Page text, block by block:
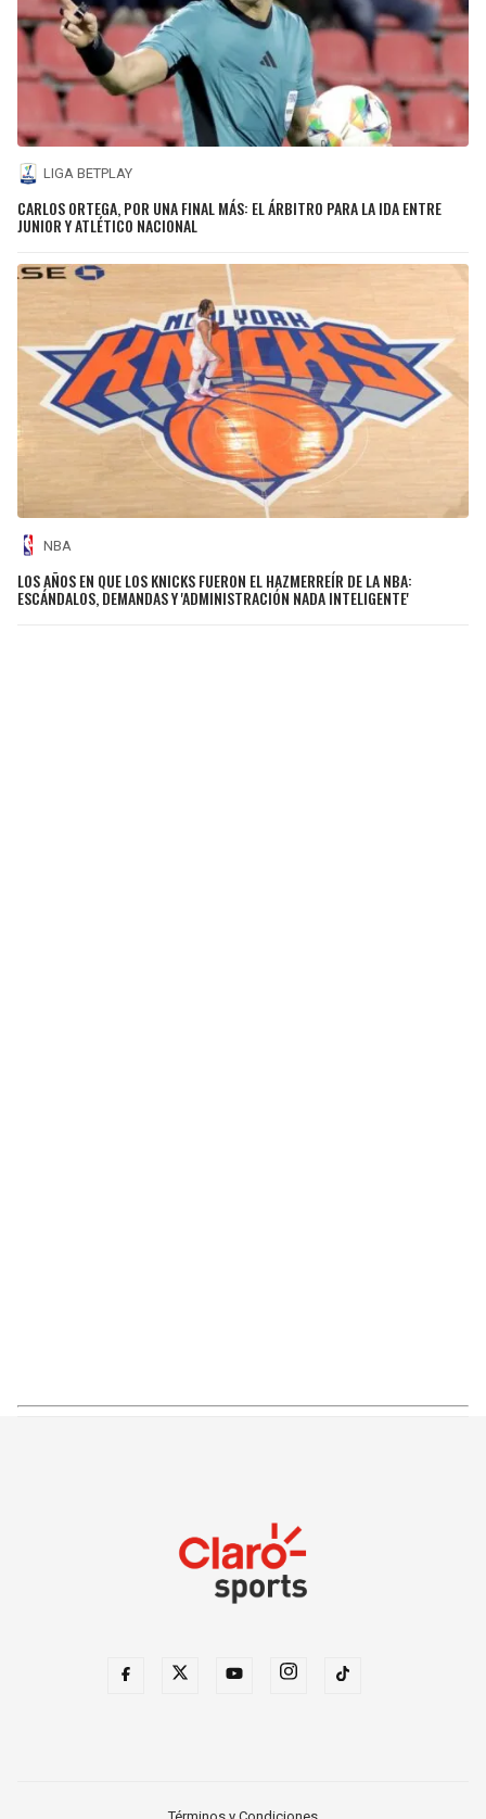
LIGA BETPLAY
CARLOS ORTEGA, POR UNA FINAL MÁS: EL ÁRBITRO PARA LA IDA ENTRE
JUNIOR Y ATLÉTICO NACIONAL
NBA
LOS AÑOS EN QUE LOS KNICKS FUERON EL HAZMERREÍR DE LA NBA:
ESCÁNDALOS, DEMANDAS Y 'ADMINISTRACIÓN NADA INTELIGENTE'